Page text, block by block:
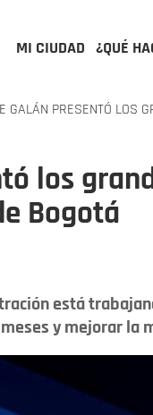
MI CIUDAD ¿QUÉ
GALÁN PRESENTÓ LOS
los
Bogotá
está
y mejorar la